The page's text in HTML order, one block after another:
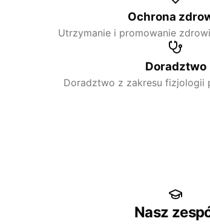
Ochrona
Utrzymanie i promowanie
Doradztwo
Doradztwo z zakresu fizjologii
Nasz